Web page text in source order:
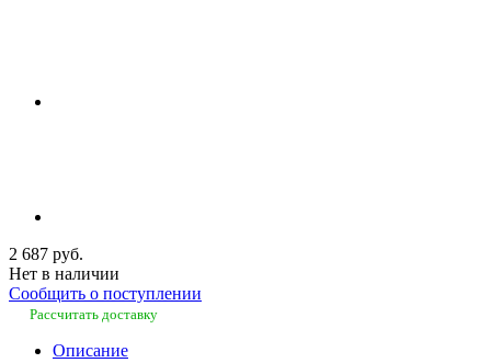
2 687 руб.
Нет в наличии
Сообщить о поступлении
Рассчитать доставку
Описание